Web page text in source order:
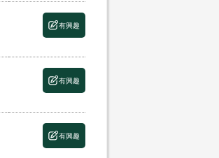
有興趣
有興趣
有興趣